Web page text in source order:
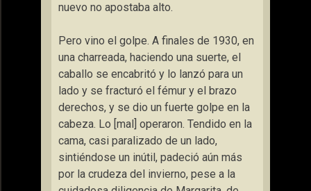
nuevo no apostaba alto.
Pero vino el golpe. A finales de 1930, en
una charreada, haciendo una suerte, el
caballo se encabritó y lo lanzó para un
lado y se fracturó el fémur y el brazo
derechos, y se dio un fuerte golpe en la
cabeza. Lo [mal] operaron. Tendido en la
cama, casi paralizado de un lado,
sintiéndose un inútil, padeció aún más
por la crudeza del invierno, pese a la